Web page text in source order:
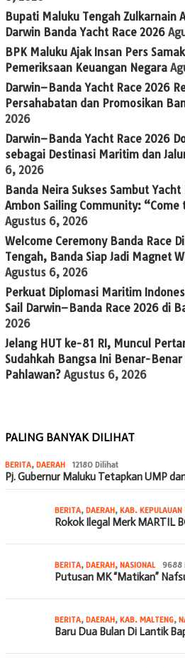
Bupati Maluku Tengah Zulkarnain
Darwin Banda Yacht Race 2026
BPK Maluku Ajak Insan Pers
Pemeriksaan Keuangan Negara
Darwin–Banda Yacht Race 2026
Persahabatan dan Promosikan
2026
Darwin–Banda Yacht Race 2026
sebagai Destinasi Maritim dan
6, 2026
Banda Neira Sukses Sambut
Ambon Sailing Community:
Agustus 6, 2026
Welcome Ceremony Banda Race
Tengah, Banda Siap Jadi Magnet
Agustus 6, 2026
Perkuat Diplomasi Maritim
Sail Darwin–Banda Race 2026 di
2026
Jelang HUT ke-81 RI, Muncul
Sudahkah Bangsa Ini Benar-
Pahlawan? Agustus 6, 2026
PALING BANYAK DILIHAT
BERITA, DAERAH 12180 Dilihat
Pj. Gubernur Maluku Tetapkan UMP
BERITA, DAERAH, KAB.
Rokok Ilegal Merk MARTIL
BERITA, DAERAH, NASIONAL 9688
Putusan MK “Matikan”
BERITA, DAERAH, KAB. MALTENG,
Baru Dua Bulan Di Lantik